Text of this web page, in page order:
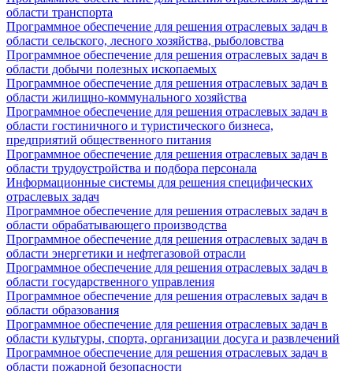
области транспорта
Программное обеспечение для решения отраслевых задач в
области сельского, лесного хозяйства, рыболовства
Программное обеспечение для решения отраслевых задач в
области добычи полезных ископаемых
Программное обеспечение для решения отраслевых задач в
области жилищно-коммунального хозяйства
Программное обеспечение для решения отраслевых задач в
области гостиничного и туристического бизнеса,
предприятий общественного питания
Программное обеспечение для решения отраслевых задач в
области трудоустройства и подбора персонала
Информационные системы для решения специфических
отраслевых задач
Программное обеспечение для решения отраслевых задач в
области обрабатывающего производства
Программное обеспечение для решения отраслевых задач в
области энергетики и нефтегазовой отрасли
Программное обеспечение для решения отраслевых задач в
области государственного управления
Программное обеспечение для решения отраслевых задач в
области образования
Программное обеспечение для решения отраслевых задач в
области культуры, спорта, организации досуга и развлечений
Программное обеспечение для решения отраслевых задач в
области пожарной безопасности